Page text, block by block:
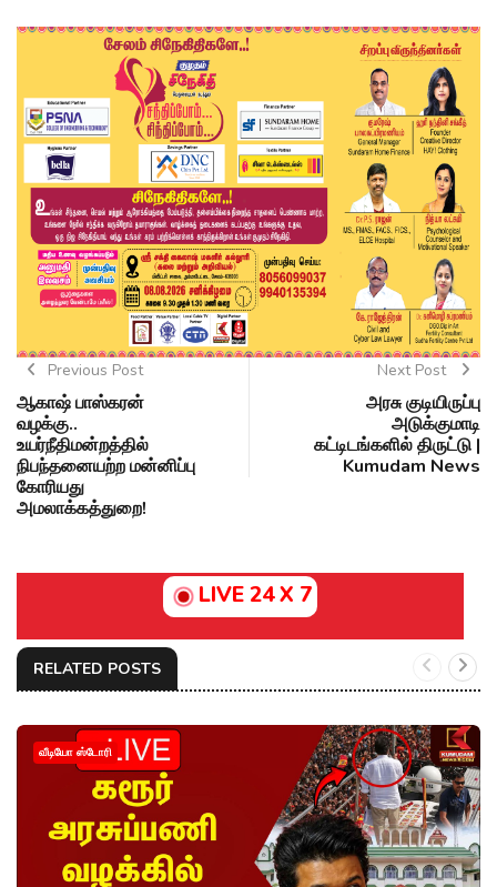
Previous Post
ஆகாஷ் பாஸ்கரன்
வழக்கு..
உயர்நீதிமன்றத்தில்
நிபந்தனையற்ற மன்னிப்பு
கோரியது
அமலாக்கத்துறை!
Next Post
அரசு குடியிருப்பு
அடுக்குமாடி
கட்டிடங்களில் திருட்டு |
Kumudam News
LIVE 24 X 7
RELATED POSTS
வீடியோ ஸ்டோரி